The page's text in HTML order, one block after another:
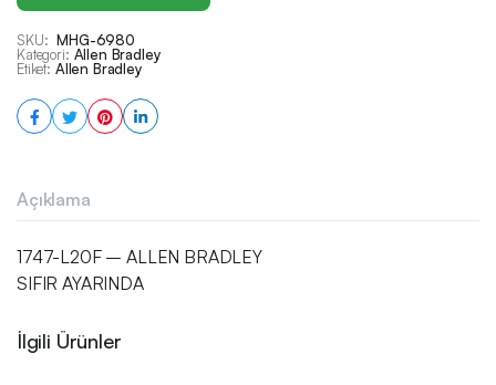
SKU: MHG-6980
Kategori: Allen Bradley
Etiket: Allen Bradley
Açıklama
1747-L20F – ALLEN BRADLEY
SIFIR AYARINDA
İlgili Ürünler